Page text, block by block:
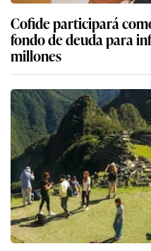
Cofide participará
fondo de deuda para
millones